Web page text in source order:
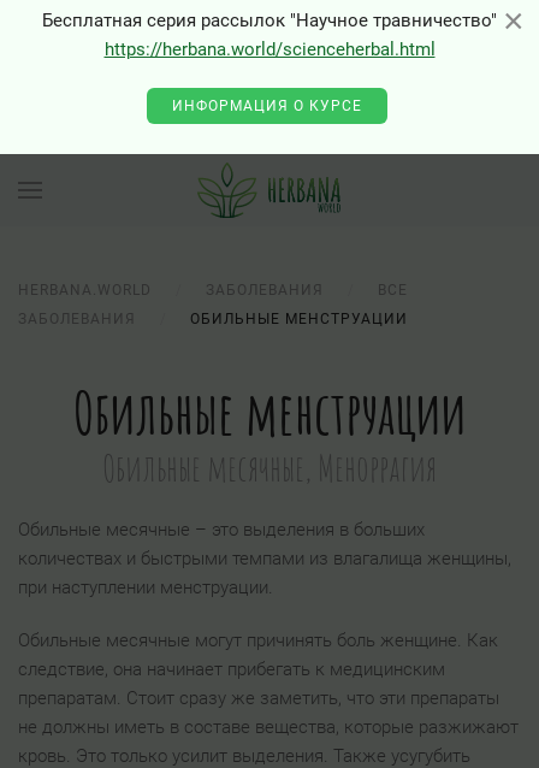
×
Бесплатная серия рассылок "Научное травничество"
https://herbana.world/scienceherbal.html
ИНФОРМАЦИЯ О КУРСЕ
HERBANA.WORLD ЗАБОЛЕВАНИЯ
ВСЕ
ЗАБОЛЕВАНИЯ
ОБИЛЬНЫЕ МЕНСТРУАЦИИ
Обильные менструации
Обильные месячные, Меноррагия
Обильные месячные – это выделения в больших
количествах и быстрыми темпами из влагалища женщины,
при наступлении менструации.
Обильные месячные могут причинять боль женщине. Как
следствие, она начинает прибегать к медицинским
препаратам. Стоит сразу же заметить, что эти препараты
не должны иметь в составе вещества, которые разжижают
кровь. Это только усилит выделения. Также усугубить
×